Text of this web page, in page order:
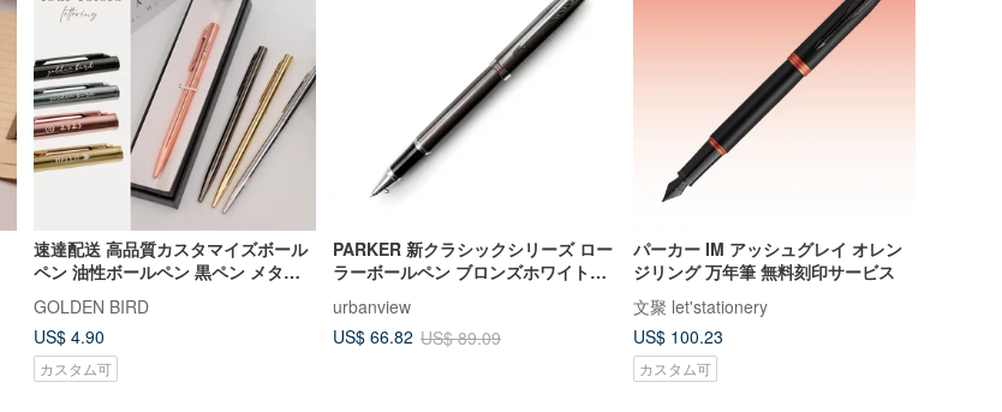
速達配送 高品質カスタマイズボール
ペン 油性ボールペン 黒ペン メタル
ペン ビジネス ギフト
GOLDEN BIRD
US$ 4.90
カスタム可
PARKER 新クラシックシリーズ ロー
ラーボールペン ブロンズホワイトク
リップ
urbanview
US$ 66.82 US$ 89.09
パーカー IM アッシュグレイ オレン
ジリング 万年筆 無料刻印サービス
文聚 let'stationery
US$ 100.23
カスタム可